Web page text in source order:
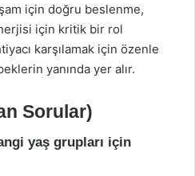
için doğru beslenme,
için kritik bir rol
karşılamak için özenle
yanında yer alır.
Sorular)
yaş grupları için